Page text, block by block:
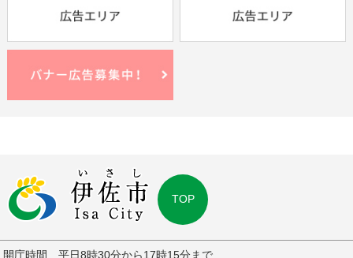
TOP
開庁時間 平日8時30分から17時15分まで